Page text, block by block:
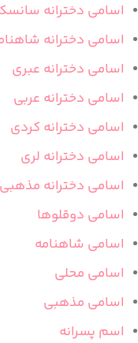
اسامی دخترانه
اسامی دخترانه
اسامی دخترانه عبری
اسامی دخترانه عربی
اسامی دخترانه کردی
اسامی دخترانه لری
اسامی دخترانه مذهبی
اسامی دوقلوها
اسامی شاهنامه
اسامی محلی
اسامی مذهبی
اسم پسرانه